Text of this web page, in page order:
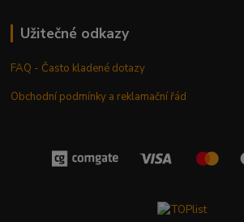
Užitečné odkazy
FAQ - Často kladené dotazy
Obchodní podmínky a reklamační řád